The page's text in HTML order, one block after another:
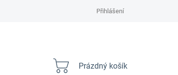
Přihlášení
Nákupní
Prázdný košík